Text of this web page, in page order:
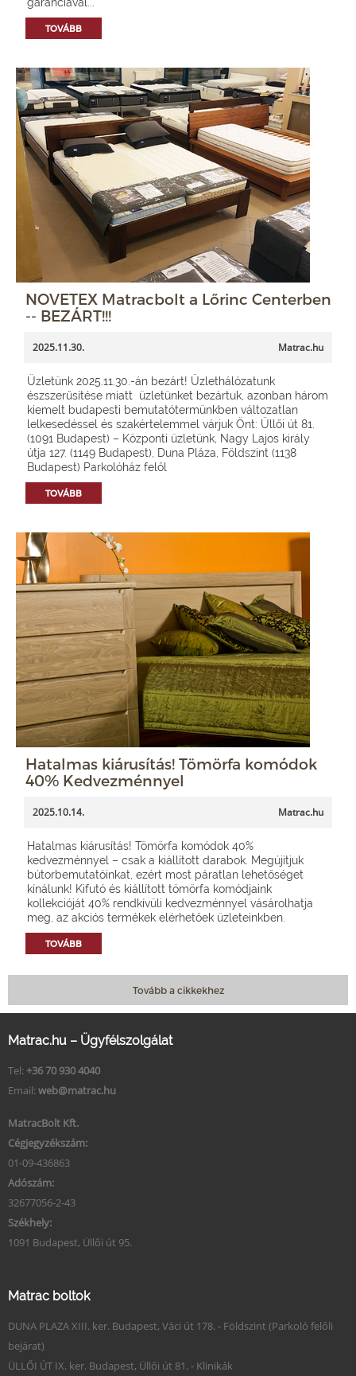
TOVÁBB
NOVETEX Matracbolt a Lőrinc Centerben
-- BEZÁRT!!!
2025.11.30. Matrac.hu
Üzletünk 2025.11.30.-án bezárt! Üzlethálózatunk
észszerűsítése miatt üzletünket bezártuk, azonban három
kiemelt budapesti bemutatótermünkben változatlan
lelkesedéssel és szakértelemmel várjuk Önt: Üllői út 81.
(1091 Budapest) – Központi üzletünk, Nagy Lajos király
útja 127. (1149 Budapest), Duna Pláza, Földszint (1138
Budapest) Parkolóház felől
TOVÁBB
Hatalmas kiárusítás! Tömörfa komódok
40% Kedvezménnyel
2025.10.14. Matrac.hu
Hatalmas kiárusítás! Tömörfa komódok 40%
kedvezménnyel – csak a kiállított darabok. Megújítjuk
bútorbemutatóinkat, ezért most páratlan lehetőséget
kínálunk! Kifutó és kiállított tömörfa komódjaink
kollekcióját 40% rendkívüli kedvezménnyel vásárolhatja
meg, az akciós termékek elérhetőek üzleteinkben.
TOVÁBB
Tovább a cikkekhez
Matrac.hu – Ügyfélszolgálat
Tel: +36 70 930 4040
Email: web@matrac.hu
MatracBolt Kft.
Cégjegyzékszám:
01-09-436863
Adószám:
32677056-2-43
Székhely:
1091 Budapest, Üllői út 95.
Matrac boltok
DUNA PLAZA XIII. ker. Budapest, Váci út 178. - Földszint (Parkoló felőli
bejárat)
ÜLLŐI ÚT IX. ker. Budapest, Üllői út 81. - Klinikák